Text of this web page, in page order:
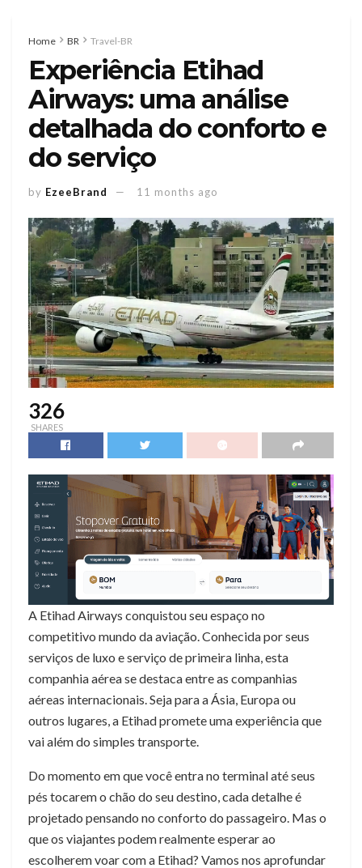
Home BR Travel-BR
Experiência Etihad
Airways: uma análise
detalhada do conforto e
do serviço
by EzeeBrand 11 months ago
326
SHARES
A Etihad Airways conquistou seu espaço no
competitivo mundo da aviação. Conhecida por seus
serviços de luxo e serviço de primeira linha, esta
companhia aérea se destaca entre as companhias
aéreas internacionais. Seja para a Ásia, Europa ou
outros lugares, a Etihad promete uma experiência que
vai além do simples transporte.
Do momento em que você entra no terminal até seus
pés tocarem o chão do seu destino, cada detalhe é
projetado pensando no conforto do passageiro. Mas o
que os viajantes podem realmente esperar ao
escolherem voar com a Etihad? Vamos nos aprofundar